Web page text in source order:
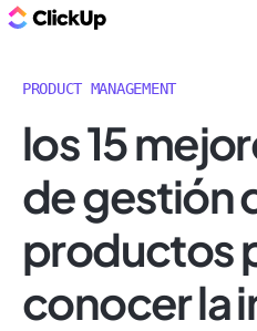
PRODUCT MANAGEMENT
los 15
de gestión
productos
conocer la